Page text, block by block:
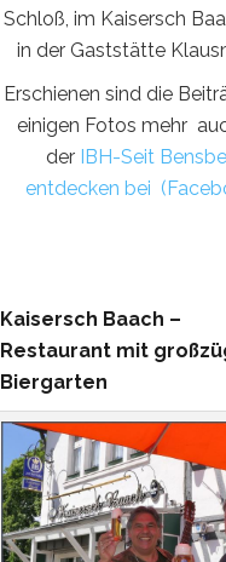
Schloß, im Kaisersch
in der Gaststätte
Erschienen sind die
einigen Fotos mehr
der IBH-Seit
entdecken bei
Kaisersch Baach –
Restaurant mit
Biergarten